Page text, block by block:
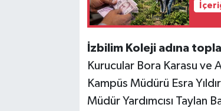
İzbilim Koleji adına
Kurucular Bora Karasu ve
Kampüs Müdürü Esra
Müdür Yardımcısı Taylan